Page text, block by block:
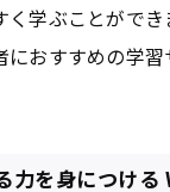
学ぶことができ
におすすめの学
力を身につける